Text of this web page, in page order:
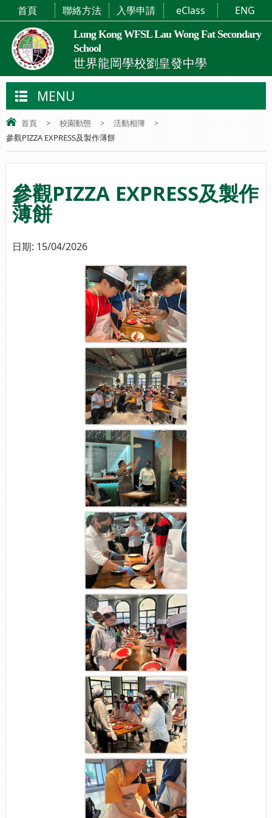
Lung Kong WFSL Lau Wong Fat Secondary
School
世界龍岡學校劉皇發中學
首頁 聯絡方法 入學申請 eClass ENG
MENU
首頁 > 校園動態 > 活動相簿
>
參觀PIZZA EXPRESS及製作薄餅
參觀PIZZA EXPRESS及製作
薄餅
日期: 15/04/2026